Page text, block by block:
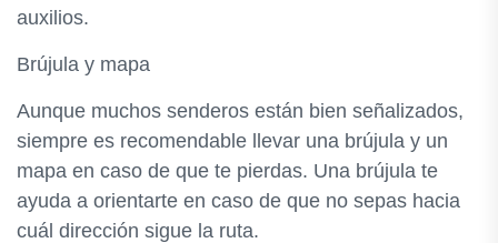
auxilios.
Brújula y mapa
Aunque muchos senderos están bien señalizados,
siempre es recomendable llevar una brújula y un
mapa en caso de que te pierdas. Una brújula te
ayuda a orientarte en caso de que no sepas hacia
cuál dirección sigue la ruta.